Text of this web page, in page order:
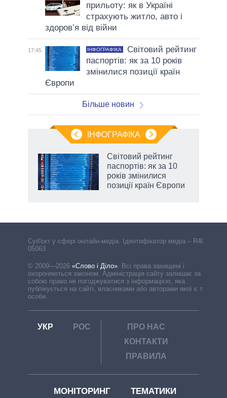
прильоту: як в Україні
страхують житло, авто і
здоров’я від війни
17:45 ІНФОГРАФІКА
Світовий рейтинг
паспортів: як за 10 років
змінилися позиції країн
Європи
Більше новин
ІНФОГРАФІКА
Світовий рейтинг
паспортів: як за 10
років змінилися
позиції країн Європи
Cуб'єкт у сфері онлайн-медіа. Ідентифікатор медіа – R40-
05063
© 2009—2026 «Слово і Діло». Всі права захищені і
охороняються законом. Адміністрація сайту залишає за
собою право не погоджуватися з інформацією, яка
публікується на сайті, власниками або авторами якої є треті
особи.
УКР РОС
ПРО НАС
КОНТАКТИ
ПРАВИЛА
МОНІТОРИНГ ТЕМАТИКИ